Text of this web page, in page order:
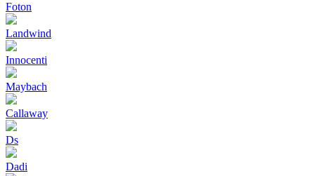
Foton
Landwind
Innocenti
Maybach
Callaway
Ds
Dadi